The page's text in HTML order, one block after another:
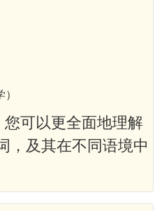
可以更全面地理解
，及其在不同语境中